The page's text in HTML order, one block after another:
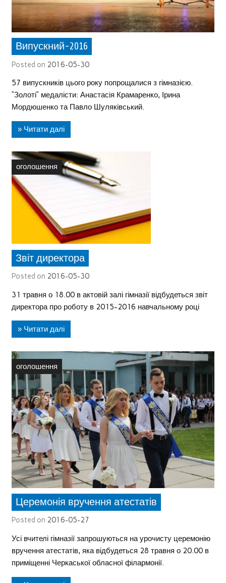
Випускний-2016
Posted on 2016-05-30
57 випускників цього року попрощалися з гімназією.
“Золоті” медалісти: Анастасія Крамаренко, Ірина
Мордюшенко та Павло Шуляківський.
» Читати далі
оголошення
Звіт директора
Posted on 2016-05-30
31 травня о 18.00 в актовій залі гімназії відбудеться звіт
директора про роботу в 2015-2016 навчальному році
» Читати далі
оголошення
Церемонія вручення атестатів
Posted on 2016-05-27
Усі вчителі гімназії запрошуються на урочисту церемонію
вручення атестатів, яка відбудеться 28 травня о 20.00 в
приміщенні Черкаської обласної філармонії.